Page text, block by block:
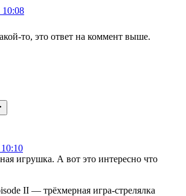
то, это ответ на коммент выше.
игрушка. А вот это интересно что
II — трёхмерная игра-стрелялка